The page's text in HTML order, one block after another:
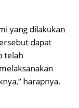
yang dilakukan
dapat
telah
harapnya.